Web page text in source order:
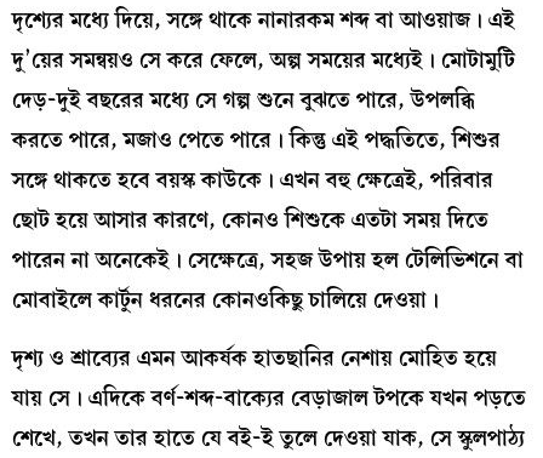
দৃশ্যের মধ্যে দিয়ে, সঙ্গে থাকে নানারকম শব্দ বা আওয়াজ। এই
দু’য়ের সমন্বয়ও সে করে ফেলে, অল্প সময়ের মধ্যেই। মোটামুটি
দেড়-দুই বছরের মধ্যে সে গল্প শুনে বুঝতে পারে, উপলব্ধি
করতে পারে, মজাও পেতে পারে। কিন্তু এই পদ্ধতিতে, শিশুর
সঙ্গে থাকতে হবে বয়স্ক কাউকে। এখন বহু ক্ষেত্রেই, পরিবার
ছোট হয়ে আসার কারণে, কোনও শিশুকে এতটা সময় দিতে
পারেন না অনেকেই। সেক্ষেত্রে, সহজ উপায় হল টেলিভিশনে বা
মোবাইলে কার্টুন ধরনের কোনওকিছু চালিয়ে দেওয়া।
দৃশ্য ও শ্রাব্যের এমন আকর্ষক হাতছানির নেশায় মোহিত হয়ে
যায় সে। এদিকে বর্ণ-শব্দ-বাক্যের বেড়াজাল টপকে যখন পড়তে
শেখে, তখন তার হাতে যে বই-ই তুলে দেওয়া যাক, সে স্কুলপাঠ্য